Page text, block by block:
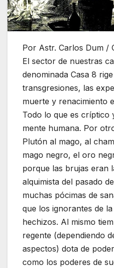
Por Astr. Carlos Dum /
El sector de nuestras
denominada Casa 8
transgresiones, las
muerte y renacimiento
Todo lo que es críptico
mente humana. Por
Plutón al mago, al
mago negro, el oro
porque las brujas eran
alquimista del pasado
muchas pócimas de
que los ignorantes de
hechizos. Al mismo
regente (dependiendo
aspectos) dota de
como los poderes de